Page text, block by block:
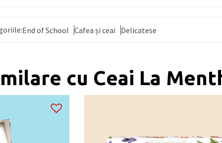
(9.5%), frunze de mentă (7%), aromă
urme de NUCI și ARAHIDE.
End of School Cafea și ceai Delicatese
cu Ceai La